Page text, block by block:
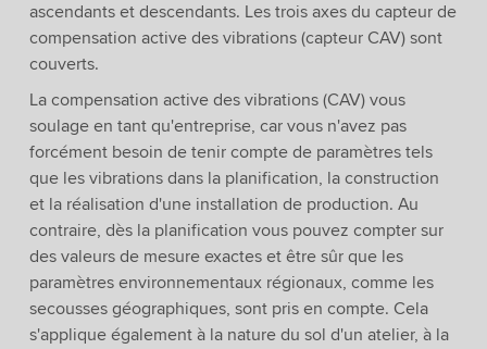
ascendants et descendants. Les trois axes du capteur de
compensation active des vibrations (capteur CAV) sont
couverts.
La compensation active des vibrations (CAV) vous
soulage en tant qu'entreprise, car vous n'avez pas
forcément besoin de tenir compte de paramètres tels
que les vibrations dans la planification, la construction
et la réalisation d'une installation de production. Au
contraire, dès la planification vous pouvez compter sur
des valeurs de mesure exactes et être sûr que les
paramètres environnementaux régionaux, comme les
secousses géographiques, sont pris en compte. Cela
s'applique également à la nature du sol d'un atelier, à la